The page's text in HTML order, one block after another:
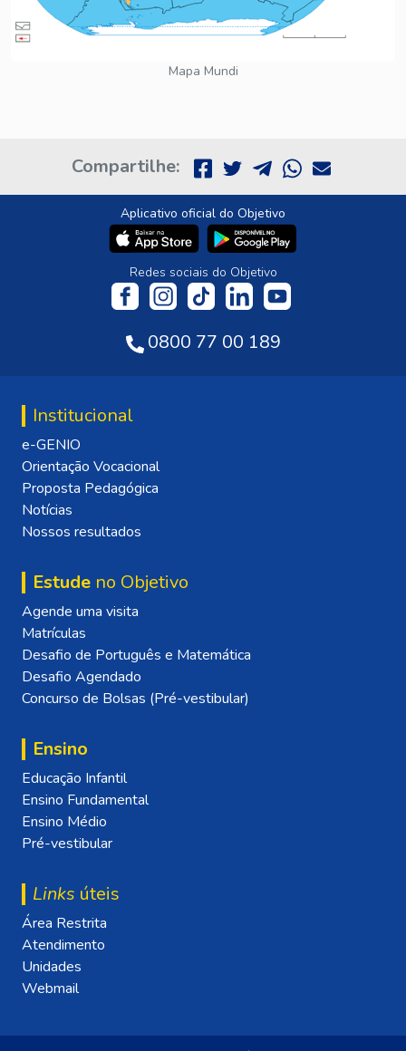
Mapa Mundi
Compartilhe:
Aplicativo oficial do Objetivo
Redes sociais do Objetivo
0800 77 00 189
Institucional
e-GENIO
Orientação Vocacional
Proposta Pedagógica
Notícias
Nossos resultados
Estude no Objetivo
Agende uma visita
Matrículas
Desafio de Português e Matemática
Desafio Agendado
Concurso de Bolsas (Pré-vestibular)
Ensino
Educação Infantil
Ensino Fundamental
Ensino Médio
Pré-vestibular
Links úteis
Área Restrita
Atendimento
Unidades
Webmail